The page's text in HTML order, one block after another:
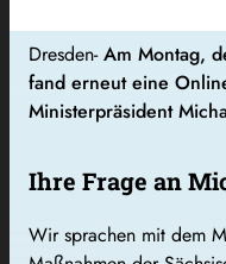
Dresden-Am Montag,
fand erneut eine
Ministerpräsident
Ihre Frage an
Wir sprachen mit dem